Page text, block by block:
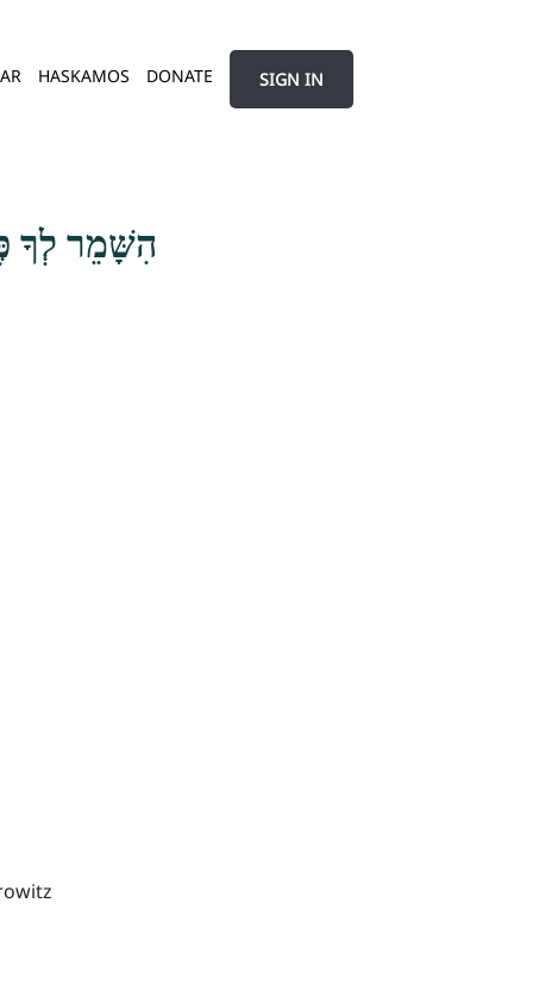
HASKAMOS DONATE SIGN IN
הִשָּׁמֵר לְךָ